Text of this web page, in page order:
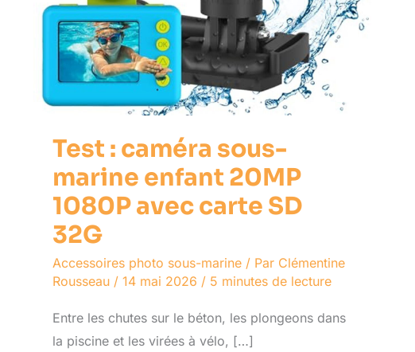
Test : caméra sous-
marine enfant 20MP
1080P avec carte SD
32G
Accessoires photo sous-marine / Par Clémentine
Rousseau / 14 mai 2026 / 5 minutes de lecture
Entre les chutes sur le béton, les plongeons dans
la piscine et les virées à vélo, […]